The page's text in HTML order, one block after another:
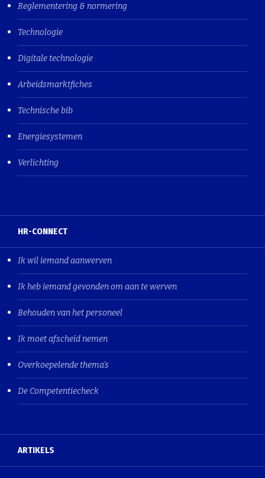
Reglementering & normering
Technologie
Digitale technologie
Arbeidsmarktfiches
Technische bib
Energiesystemen
Verlichting
HR-CONNECT
Ik wil iemand aanwerven
Ik heb iemand gevonden om aan te werven
Behouden van het personeel
Ik moet afscheid nemen
Overkoepelende thema's
De Competentiecheck
ARTIKELS